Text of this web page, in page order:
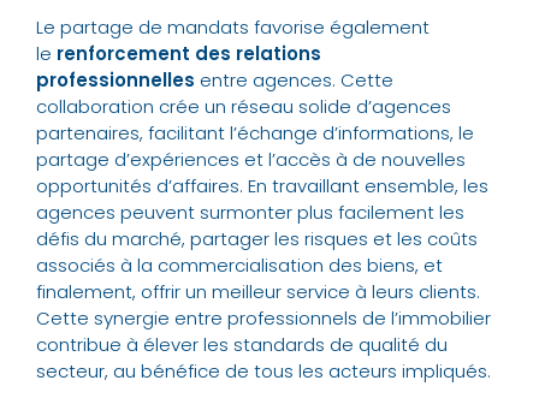
Le partage de mandats favorise également
le renforcement des relations
professionnelles entre agences. Cette
collaboration crée un réseau solide d’agences
partenaires, facilitant l’échange d’informations, le
partage d’expériences et l’accès à de nouvelles
opportunités d’affaires. En travaillant ensemble, les
agences peuvent surmonter plus facilement les
défis du marché, partager les risques et les coûts
associés à la commercialisation des biens, et
finalement, offrir un meilleur service à leurs clients.
Cette synergie entre professionnels de l’immobilier
contribue à élever les standards de qualité du
secteur, au bénéfice de tous les acteurs impliqués.